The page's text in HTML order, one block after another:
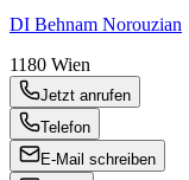
DI Behnam Norouzian
1180 Wien
Jetzt anrufen
Telefon
E-Mail schreiben